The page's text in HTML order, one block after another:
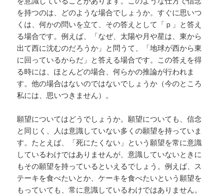
を持つのは、どのような場合でしょうか。すぐに思いつ
くは、何かの問いを立て、その答えとして「ｐ」と答え
る場合です。例えば、「なぜ、太陽や月や星は、東から
出て西に沈むのだろうか」と問うて、「地球が西から東
に回っているからだ」と答える場合です。この答えを得
る時には、ほとんどの場合、何らかの推論が行われま
す。他の場合はないのではないでしょうか（今のところ
私には、思いつきません）。
願望についてはどうでしょうか。願望についても、信念
と同じく、人は意識していない多くの願望を持っていま
す。たとえば、「死にたくない」という願望を常に意識
しているわけではありませんが、意識していないときに
もその願望を持っているといえるでしょう。例えば、ス
テーキを食べたいとか、ケーキを食べたいという願望を
もっていても、常に意識しているわけではありません。